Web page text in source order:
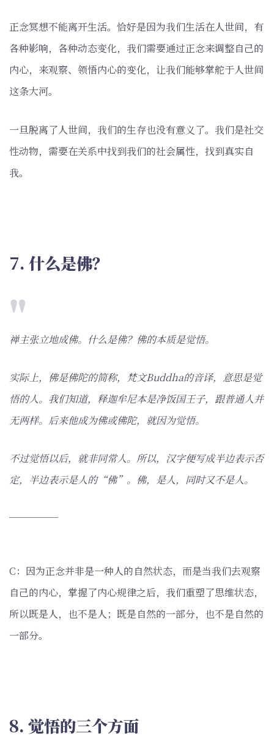
正念冥想不能离开生活。恰好是因为我们生活在人世间，有
各种影响，各种动态变化，我们需要通过正念来调整自己的
内心，来观察、领悟内心的变化，让我们能够掌舵于人世间
这条大河。
一旦脱离了人世间，我们的生存也没有意义了。我们是社交
性动物，需要在关系中找到我们的社会属性，找到真实自
我。
7. 什么是佛？
禅主张立地成佛。什么是佛？佛的本质是觉悟。
实际上，佛是佛陀的简称，梵文Buddha的音译，意思是觉
悟的人。我们知道，释迦牟尼本是净饭国王子，跟普通人并
无两样。后来他成为佛或佛陀，就因为觉悟。
不过觉悟以后，就非同常人。所以，汉字便写成半边表示否
定，半边表示是人的“佛”。佛，是人，同时又不是人。
─────
C：因为正念并非是一种人的自然状态，而是当我们去观察
自己的内心，掌握了内心规律之后，我们重塑了思维状态，
所以既是人，也不是人；既是自然的一部分，也不是自然的
一部分。
8. 觉悟的三个方面